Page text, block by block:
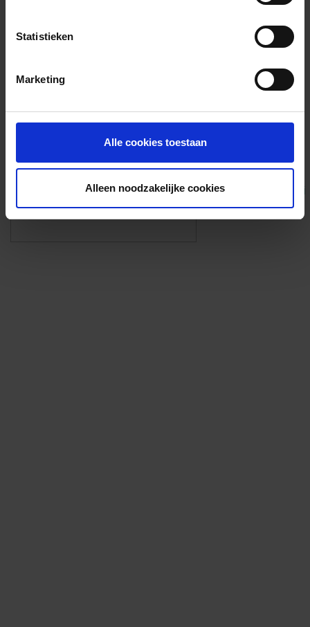
Statistieken
Marketing
Alle cookies toestaan
Alleen noodzakelijke cookies
Foto’s ({{photos.length}})
Eigen foto’s